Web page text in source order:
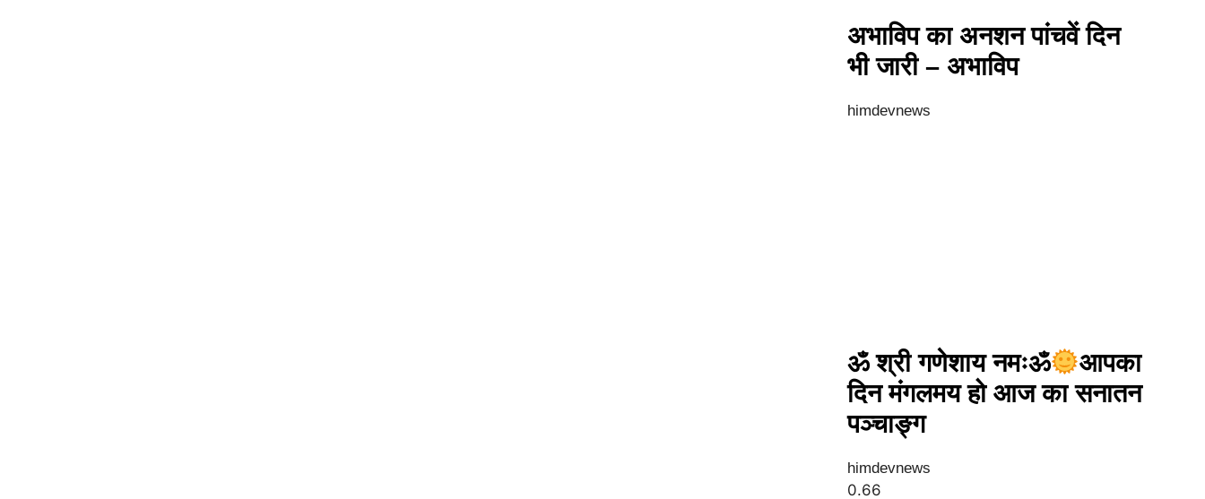
अभाविप का अनशन पांचवें दिन
भी जारी – अभाविप
himdevnews
ॐ श्री गणेशाय नमःॐ
आपका
दिन मंगलमय हो आज का सनातन
पञ्चाङ्ग
himdevnews